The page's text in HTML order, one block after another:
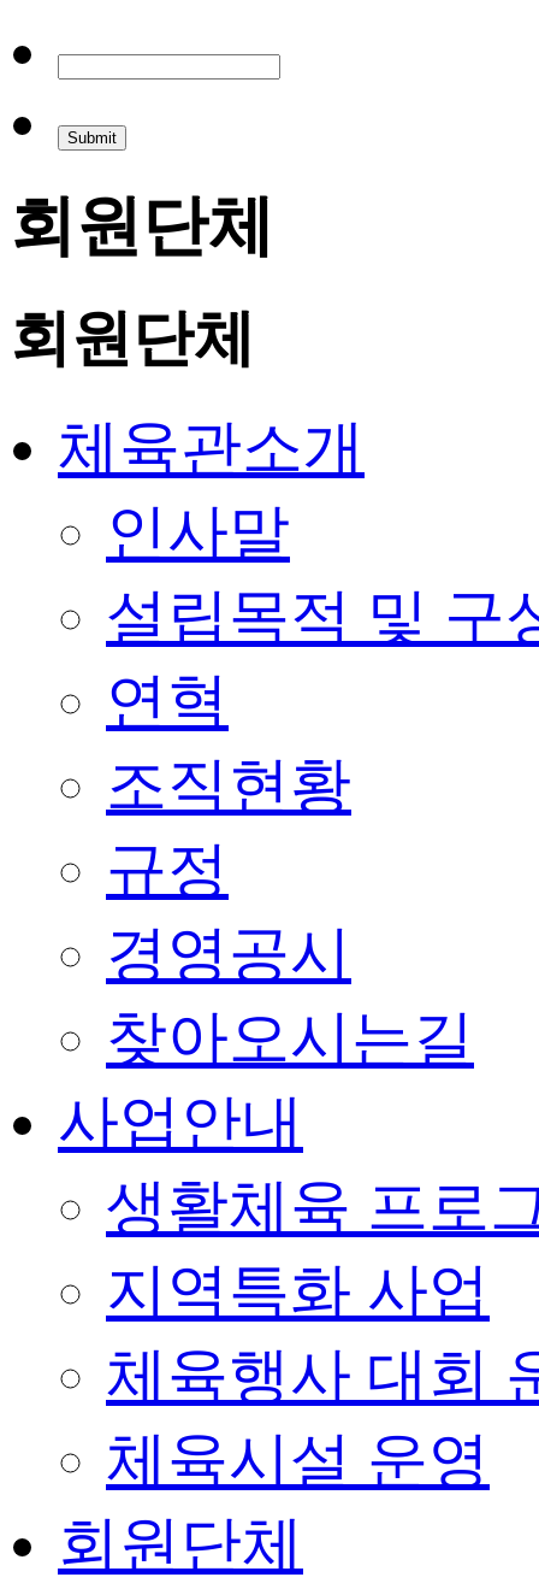
회원단체
회원단체
체육관소개
인사말
설립목적 및 구
연혁
조직현황
규정
경영공시
찾아오시는길
사업안내
생활체육 프로
지역특화 사업
체육행사 대회
체육시설 운영
회원단체